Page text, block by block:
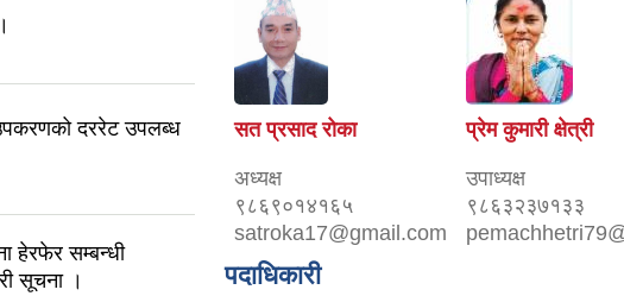
दररेट उपलब्ध
हेरफेर सम्बन्धी
सूचना ।
सत प्रसाद रोका
अध्यक्ष
९८६९०१४१६५
satroka17@gmail.com
प्रेम कुमारी क्षेत्री
उपाध्यक्ष
९८६३२३७१३३
पदाधिकारी